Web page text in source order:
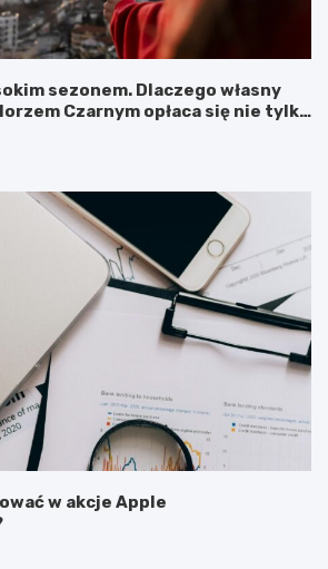
sezonem. Dlaczego własny
Czarnym opłaca się nie tylko
w akcje Apple